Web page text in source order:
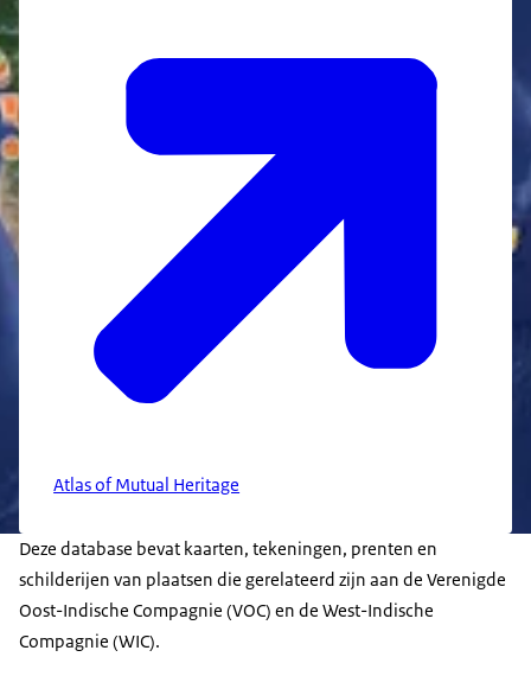
Atlas of Mutual Heritage
Deze database bevat kaarten, tekeningen, prenten en
schilderijen van plaatsen die gerelateerd zijn aan de Verenigde
Oost-Indische Compagnie (VOC) en de West-Indische
Compagnie (WIC).